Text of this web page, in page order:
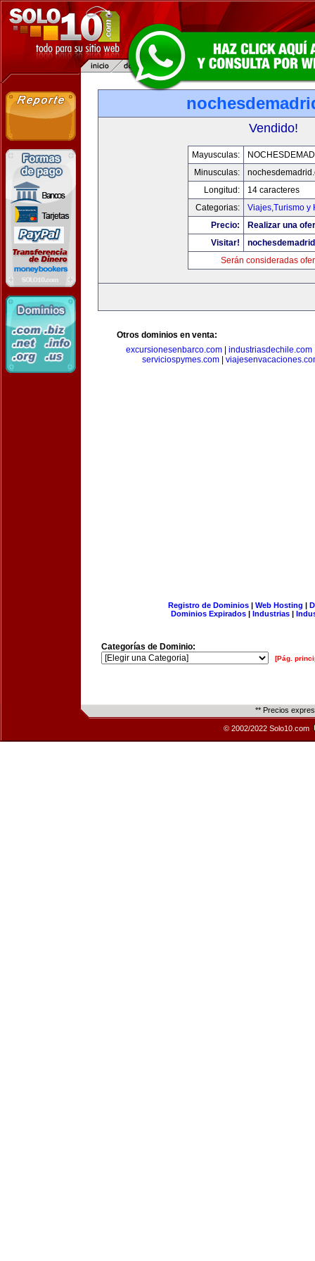
Vendido!
Mayusculas:
Minusculas:
Longitud:
14 caracteres
Categorias:
Viajes,Turismo y
Precio:
Realizar una
Visitar!
Serán consideradas
Otros dominios en venta:
excursionesenbarco.com
industriasdechile.com
serviciospymes.com
Registro de Dominios| Web Hosting |
Dominios Expirados | Industrias |
Categorías de Dominio:
[Pág.
** Precios
© 2002/2022 Solo10.com